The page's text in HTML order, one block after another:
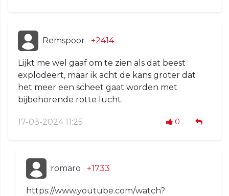
Remspoor +2414
Lijkt me wel gaaf om te zien als dat beest
explodeert, maar ik acht de kans groter dat
het meer een scheet gaat worden met
bijbehorende rotte lucht.
17-03-2024 11:25 0
romaro +1733
https://www.youtube.com/watch?